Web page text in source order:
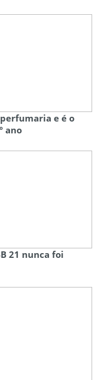
e é o
ano
21 nunca foi